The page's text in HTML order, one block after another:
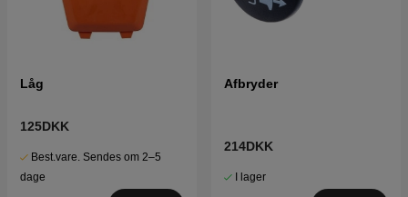
Låg
125DKK
Best.vare. Sendes om 2–5
dage
Afbryder
214DKK
I lager